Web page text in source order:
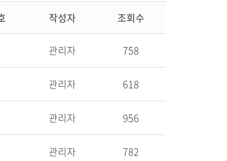
작성자 조회수
관리자 758
관리자 618
관리자 956
관리자 782